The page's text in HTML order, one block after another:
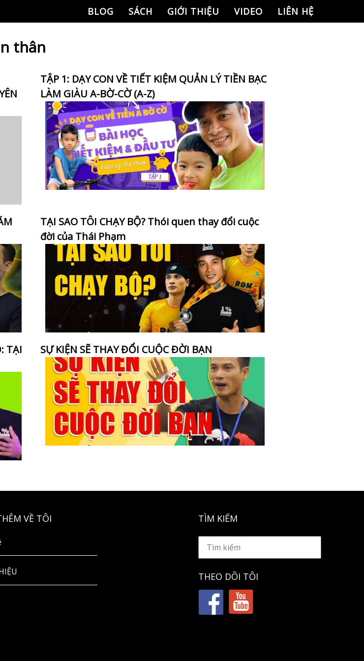
BLOG SÁCH GIỚI THIỆU VIDEO LIÊN HỆ
thân
TẬP 1: DẠY CON VỀ TIẾT KIỆM QUẢN LÝ TIỀN BẠC
LÀM GIÀU A-BỜ-CỜ (A-Z)
TẠI SAO TÔI CHẠY BỘ? Thói quen thay đổi cuộc
đời của Thái Phạm
TẠI
SỰ KIỆN SẼ THAY ĐỔI CUỘC ĐỜI BẠN
VỀ TÔI TÌM KIẾM
THEO DÕI TÔI